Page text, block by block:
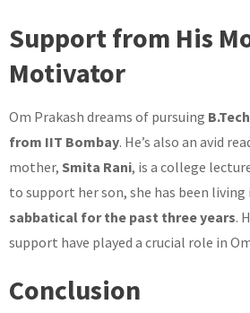
Support from His
Motivator
Om Prakash dreams of pursuing
from IIT Bombay. He’s also an avid
mother, Smita Rani, is a college
to support her son, she has been living
sabbatical for the past three years.
support have played a crucial role in Om
Conclusion